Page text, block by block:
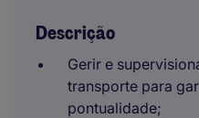
Descrição
Gerir e
transporte para
pontualidade;